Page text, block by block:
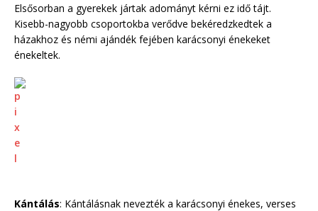
Elsősorban a gyerekek jártak adományt kérni ez idő tájt.
Kisebb-nagyobb csoportokba verődve bekéredzkedtek a
házakhoz és némi ajándék fejében karácsonyi énekeket
énekeltek.
Kántálás: Kántálásnak nevezték a karácsonyi énekes, verses